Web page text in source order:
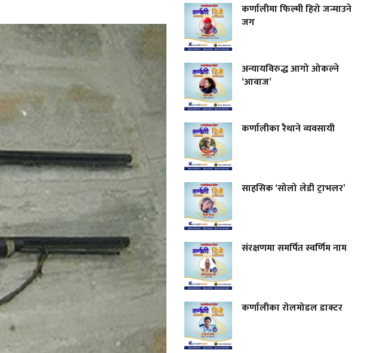
कर्णालीमा फिल्मी हिरो जन्माउने
जग
अन्यायविरुद्ध आगो ओकल्ने
‘आवाज’
कर्णालीका रैथाने व्यवसायी
साहसिक ‘सोलो लेडी ट्राभलर’
संरक्षणमा समर्पित स्वर्णिम नाम
कर्णालीका रोलमोडल डाक्टर